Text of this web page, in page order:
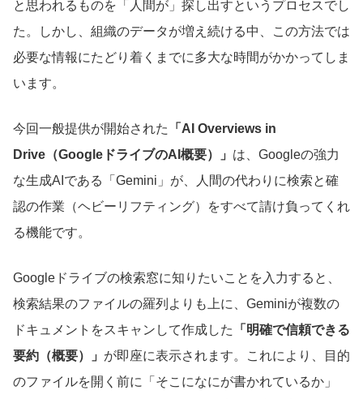
と思われるものを「人間が」探し出すというプロセスでし
た。しかし、組織のデータが増え続ける中、この方法では
必要な情報にたどり着くまでに多大な時間がかかってしま
います。
今回一般提供が開始された
「AI Overviews in
Drive（GoogleドライブのAI概要）」 は、Googleの強力
な生成AIである「Gemini」が、人間の代わりに検索と確
認の作業（ヘビーリフティング）をすべて請け負ってくれ
る機能です。
Googleドライブの検索窓に知りたいことを入力すると、
検索結果のファイルの羅列よりも上に、Geminiが複数の
ドキュメントをスキャンして作成した
「明確で信頼できる
要約（概要）」 が即座に表示されます。これにより、目的
のファイルを開く前に「そこになにが書かれているか」